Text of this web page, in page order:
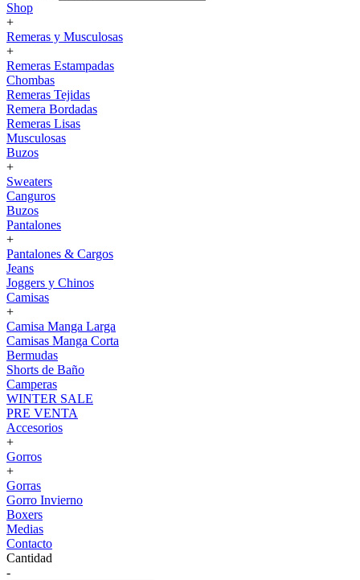
Shop
+
Remeras y Musculosas
+
Remeras Estampadas
Chombas
Remeras Tejidas
Remera Bordadas
Remeras Lisas
Musculosas
Buzos
+
Sweaters
Canguros
Buzos
Pantalones
+
Pantalones & Cargos
Jeans
Joggers y Chinos
Camisas
+
Camisa Manga Larga
Camisas Manga Corta
Bermudas
Shorts de Baño
Camperas
WINTER SALE
PRE VENTA
Accesorios
+
Gorros
+
Gorras
Gorro Invierno
Boxers
Medias
Contacto
Cantidad
-